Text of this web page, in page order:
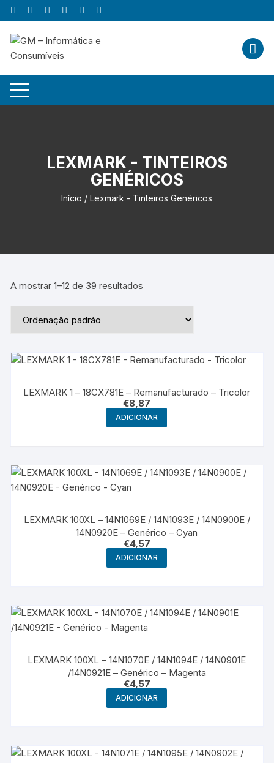
Skip
to
content
LEXMARK - TINTEIROS
GENÉRICOS
Início / Lexmark - Tinteiros Genéricos
A mostrar 1–12 de 39 resultados
LEXMARK 1 – 18CX781E – Remanufacturado – Tricolor
€8,87
ADICIONAR
LEXMARK 100XL – 14N1069E / 14N1093E / 14N0900E /
14N0920E – Genérico – Cyan
€4,57
ADICIONAR
LEXMARK 100XL – 14N1070E / 14N1094E / 14N0901E
/14N0921E – Genérico – Magenta
€4,57
ADICIONAR